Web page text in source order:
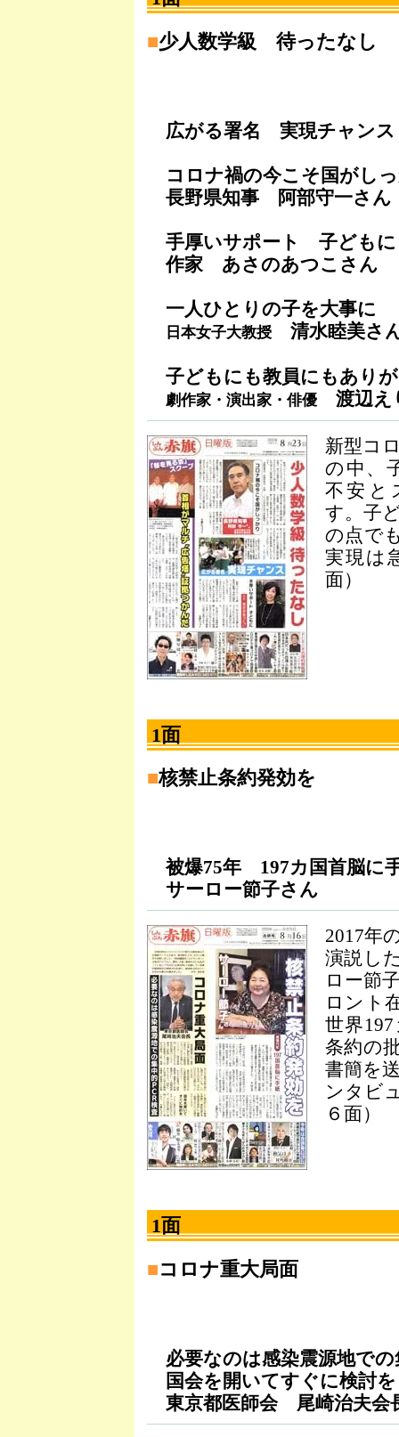
■少人数学級 待ったなし
広がる署名 実現チャンス
コロナ禍の今こそ国がし
長野県知事 阿部守一さん
手厚いサポート 子どもに
作家 あさのあつこさん
一人ひとりの子を大事に
日本女子大教授 清水睦美さ
子どもにも教員にもあり
劇作家・演出家・俳優 渡辺え
新型コ
の中、
不安と
す。子
の点で
実現は
面）
1面
■核禁止条約発効を
被爆75年 197カ国首脳に
サーロー節子さん
2017年
演説し
ロー節
ロント
世界
条約の
書簡を
ンタビ
６面）
1面
■コロナ重大局面
必要なのは感染震源地での
国会を開いてすぐに検討を
東京都医師会 尾崎治夫会